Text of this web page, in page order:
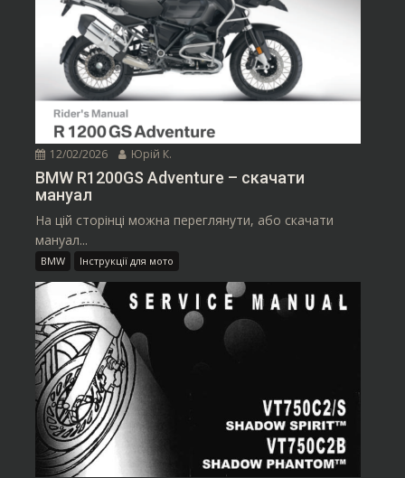
12/02/2026 Юрій К.
BMW R1200GS Adventure – скачати
мануал
На цій сторінці можна переглянути, або скачати
мануал...
BMW Інструкції для мото